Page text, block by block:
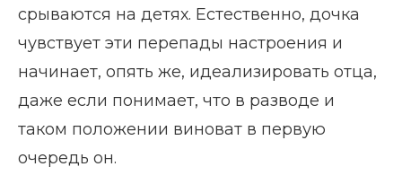
срываются на детях. Естественно, дочка
чувствует эти перепады настроения и
начинает, опять же, идеализировать отца,
даже если понимает, что в разводе и
таком положении виноват в первую
очередь он.